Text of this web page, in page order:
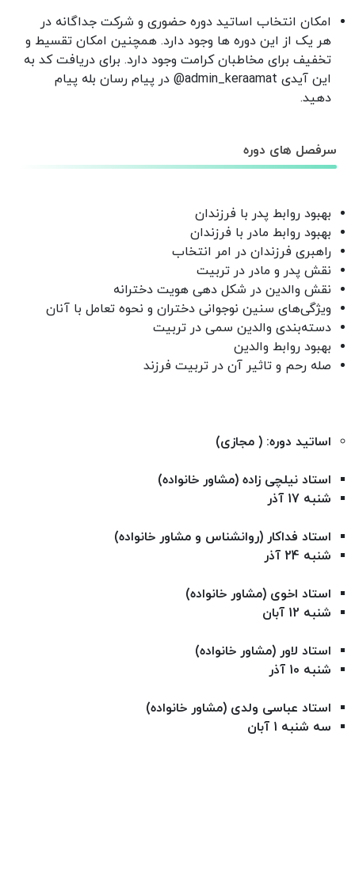
امکان انتخاب اساتید دوره حضوری و شرکت جداگانه در
هر یک از این دوره ها وجود دارد. همچنین امکان تقسیط و
تخفیف برای مخاطبان کرامت وجود دارد. برای دریافت کد به
این آیدی admin_keraamat@ در پیام رسان بله پیام
دهید.
سرفصل های دوره
بهبود روابط پدر با فرزندان
بهبود روابط مادر با فرزندان
​راهبری فرزندان در امر انتخاب
نقش پدر و مادر در تربیت
نقش والدین در شکل دهی هویت دخترانه
ویژگی‌های سنین نوجوانی دختران و نحوه تعامل با آنان
دسته‌بندی والدین سمی در تربیت
بهبود روابط والدین
صله رحم و تاثیر آن در تربیت فرزند
اساتید دوره: ( مجازی)
استاد نیلچی زاده (مشاور خانواده)
شنبه 17 آذر
استاد فداکار (روانشناس و مشاور خانواده)
شنبه 24 آذر
استاد اخوی (مشاور خانواده)
شنبه 12 آبان
استاد لاور (مشاور خانواده)
شنبه 10 آذر
استاد عباسی ولدی (مشاور خانواده)
سه شنبه 1 آبان